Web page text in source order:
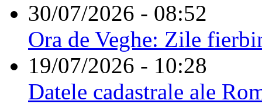
30/07/2026 - 08:52
Ora de Veghe: Zile
19/07/2026 - 10:28
Datele cadastrale ale